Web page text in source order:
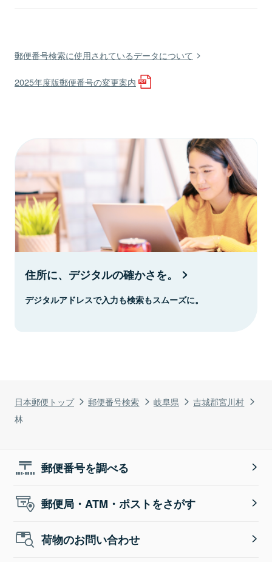
日本郵便トップ 郵便番号検索 岐阜県
吉城郡宮川村
林
郵便番号検索に使用されているデータについて
2025年度版郵便番号の変更案内
住所に、デジタルの確かさを。
デジタルアドレスで入力も検索もスムーズに。
郵便番号を調べる
郵便局・ATM・ポストをさがす
荷物のお問い合わせ